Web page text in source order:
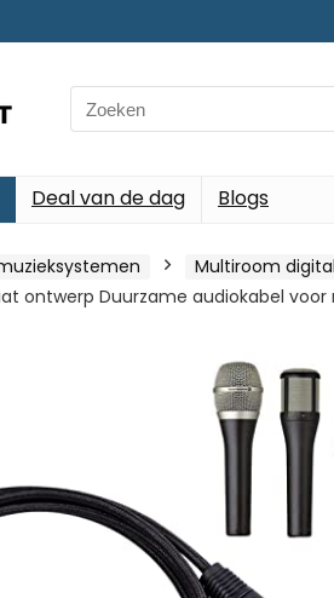
Search
for:
Deal van de dag Blogs
Multiroom
ontwerp Duurzame audiokabel